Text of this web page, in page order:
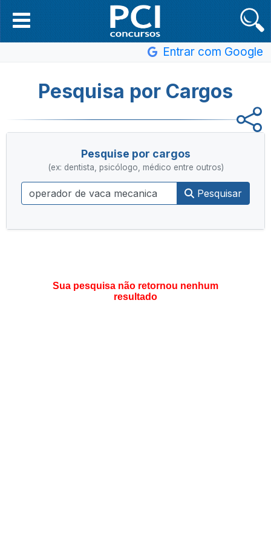
Entrar com Google
Pesquisa por Cargos
Pesquise por cargos
(ex: dentista, psicólogo, médico entre outros)
Pesquisar
Sua pesquisa não retornou nenhum
resultado